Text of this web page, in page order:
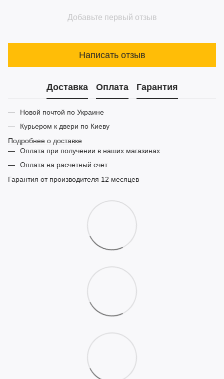
Добавьте первый отзыв
Написать отзыв
Доставка Оплата Гарантия
Новой почтой по Украине
Курьером к двери по Киеву
Подробнее о доставке
Оплата при получении в наших магазинах
Оплата на расчетный счет
Гарантия от производителя 12 месяцев